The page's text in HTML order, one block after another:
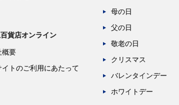
貨店オンライン
概要
イトのご利用にあたって
母の日
父の日
敬老の日
クリスマス
バレンタインデー
ホワイトデー